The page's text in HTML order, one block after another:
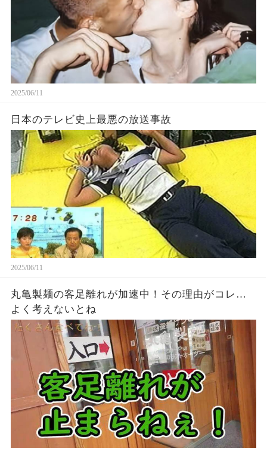
2025/06/11
日本のテレビ史上最悪の放送事故
2025/06/11
丸亀製麺の客足離れが加速中！その理由がコレ…
よく考えないとね